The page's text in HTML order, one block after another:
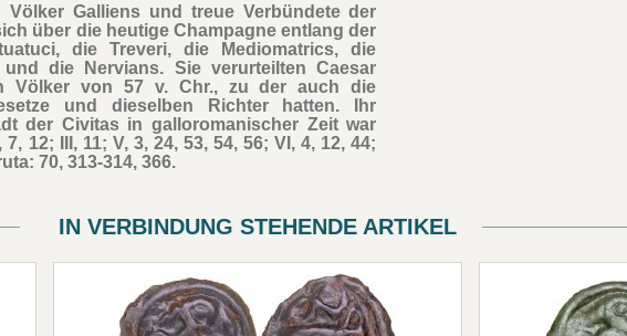
Galliens und treue Verbündete der
über die heutige Champagne entlang der
die Treveri, die Mediomatrics, die
die Nervians. Sie verurteilten Caesar
Völker von 57 v. Chr., zu der auch die
und dieselben Richter hatten. Ihr
der Civitas in galloromanischer Zeit war
12; III, 11; V, 3, 24, 53, 54, 56; VI, 4, 12, 44;
70, 313-314, 366.
IN VERBINDUNG STEHENDE ARTIKEL